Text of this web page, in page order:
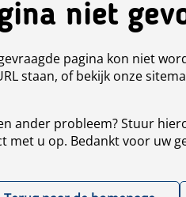
niet
pagina kon niet
staan, of bekijk onze
ander probleem? Stuur
met u op. Bedankt voor uw